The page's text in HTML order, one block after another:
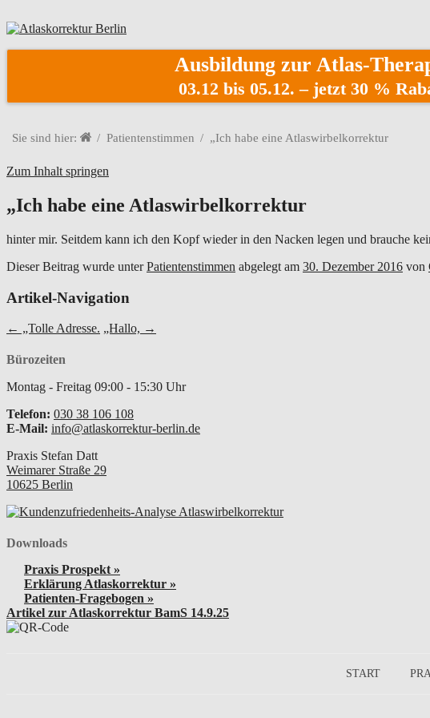
Atlaskorrektur BerlinAusbildung zur Atlas-
03.12 bis 05.12. – jetzt 30 %
Sie sind hier: Patientenstimmen „Ich habe eine Atlaswirbelkorrektur
Zum Inhalt springen
„Ich habe eine Atlaswirbelkorrektur
hinter mir. Seitdem kann ich den Kopf wieder in den Nacken legen und brauche
Dieser Beitrag wurde unterPatientenstimmen abgelegt am 30. Dezember 2016 von
Artikel-Navigation
← „Tolle Adresse. „Hallo, →
Bürozeiten
Montag - Freitag 09:00 - 15:30 Uhr
Telefon: 030 38 106 108
E-Mail: info@atlaskorrektur-berlin.de
Praxis Stefan Datt
Weimarer Straße 29
10625 Berlin
Downloads
Praxis Prospekt »
Erklärung Atlaskorrektur »
Patienten-Fragebogen »
Artikel zur Atlaskorrektur BamS 14.9.25
START